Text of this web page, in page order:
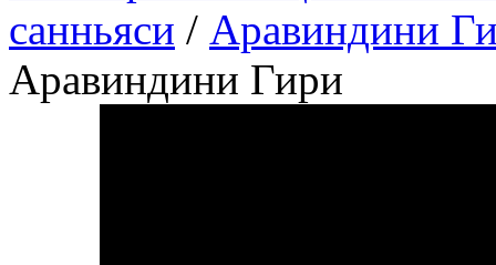
санньяси / Аравиндини
Аравиндини Гири